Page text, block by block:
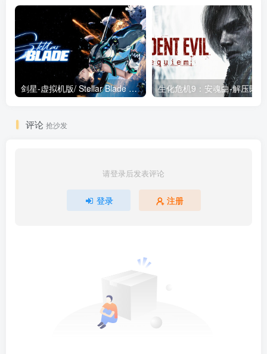
剑星-虚拟机版/ Stellar Blade v1.4.1|Build.19963153 终极版新补丁 送修改器 免安装中文版
评论 抢沙发
请登录后发表评论
登录 注册